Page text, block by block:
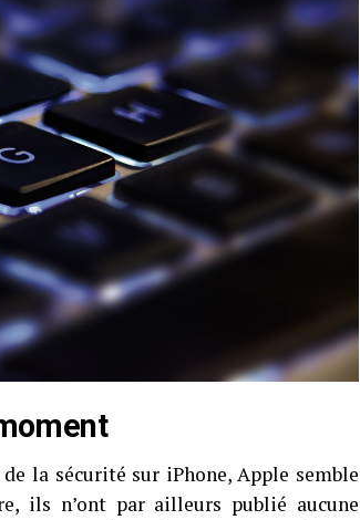
la sécurité sur iPhone, Apple semble
ils n’ont par ailleurs publié aucune